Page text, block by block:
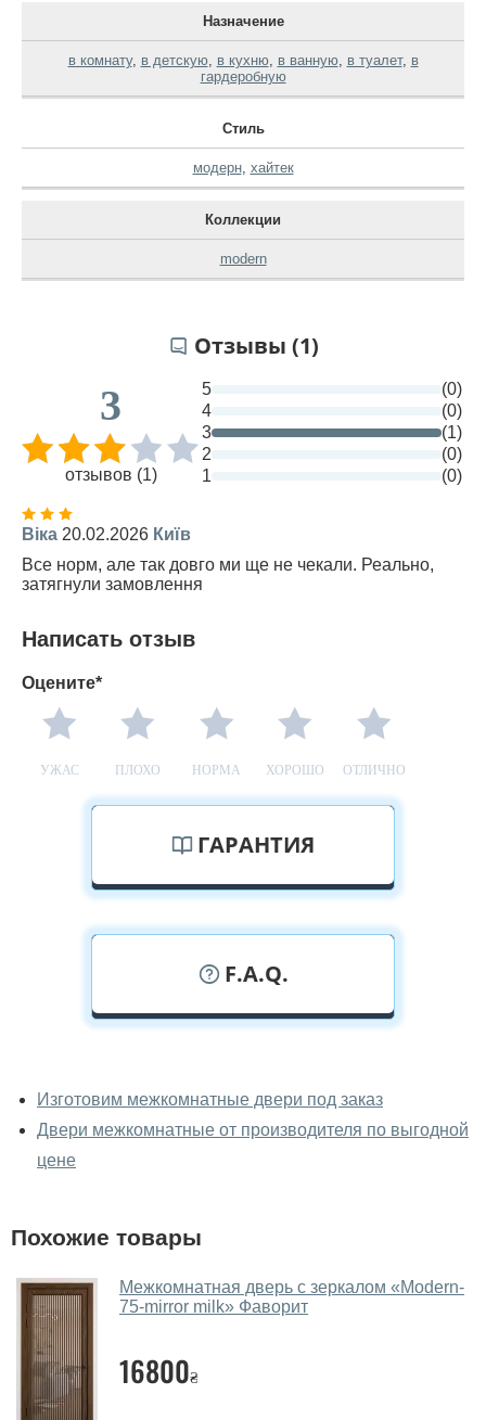
Назначение
в комнату, в детскую, в кухню, в ванную, в туалет, в
гардеробную
Стиль
модерн, хайтек
Коллекции
modern
Отзывы (1)
3
отзывов (1)
5
(0)
4
(0)
3
(1)
2
(0)
1
(0)
Віка 20.02.2026 Київ
Все норм, але так довго ми ще не чекали. Реально,
затягнули замовлення
Написать отзыв
Оцените*
УЖАС ПЛОХО НОРМА ХОРОШО ОТЛИЧНО
ГАРАНТИЯ
F.A.Q.
межкомнатные двери фаворит
вживую?
Да, можно посмотреть межкомнатные двери фаворит
дверей.
межкомнатные двери фаворит?
Да. Мы консультируем покупателей
Изготовим межкомнатные двери под заказ
Двери межкомнатные от производителя по выгодной
цене
Похожие товары
Межкомнатная дверь с зеркалом «Modern-
75-mirror milk» Фаворит
16800₴